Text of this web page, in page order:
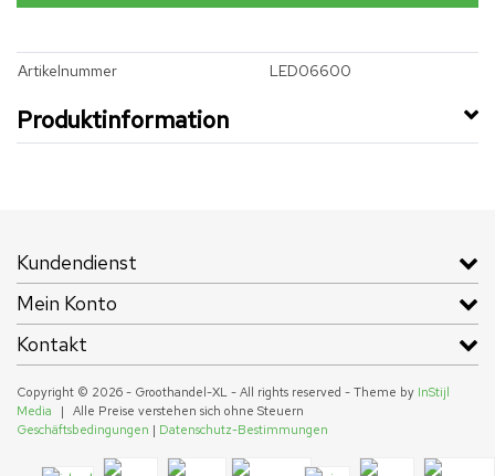
Artikelnummer LED06600
Produktinformation
Kundendienst
Mein Konto
Kontakt
Copyright © 2026 - Groothandel-XL - All rights reserved - Theme by InStijl
Media
|
Alle Preise verstehen sich ohne Steuern
Geschäftsbedingungen | Datenschutz-Bestimmungen